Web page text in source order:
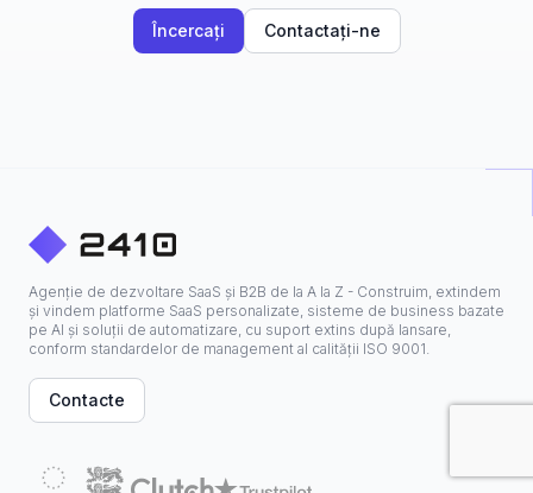
Încercați Contactați-ne
Agenție de dezvoltare SaaS și B2B de la A la Z - Construim, extindem
și vindem platforme SaaS personalizate, sisteme de business bazate
pe AI și soluții de automatizare, cu suport extins după lansare,
conform standardelor de management al calității ISO 9001.
Contacte